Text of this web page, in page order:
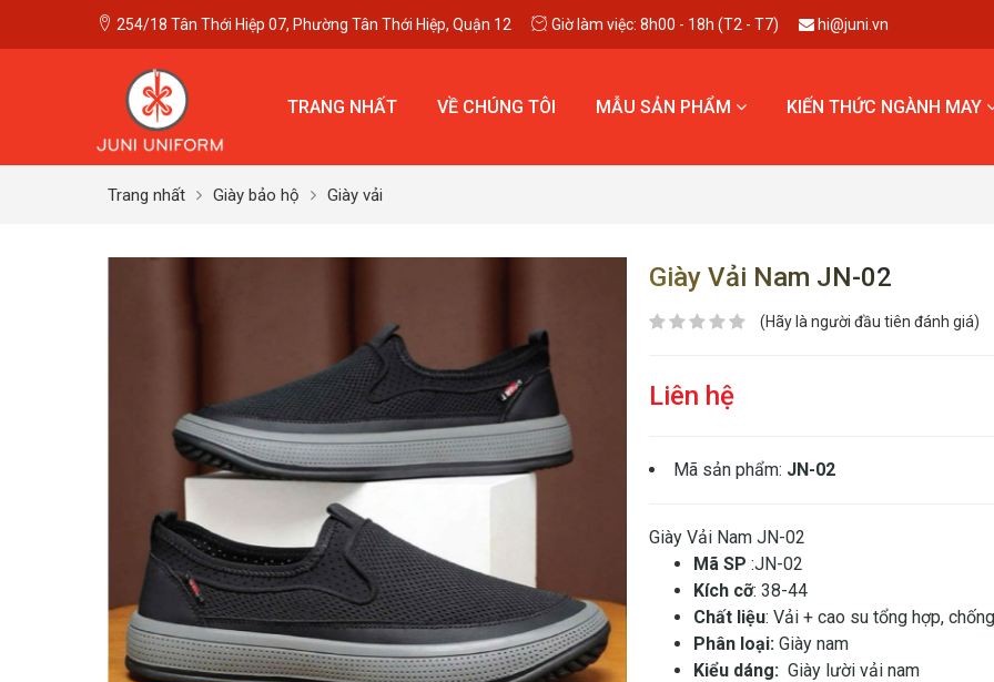
254/18 Tân Thới Hiệp 07, Phường Tân Thới Hiệp, Quận 12 Giờ làm việc: 8h00 - 18h (T2 - T7) hi@juni.vn
TRANG NHẤT VỀ CHÚNG TÔI MẪU SẢN PHẨM KIẾN THỨC NGÀNH MAY
Trang nhất Giày bảo hộ Giày vải
Giày Vải Nam JN-02
(Hãy là người đầu tiên đánh giá)
Liên hệ
Mã sản phẩm: JN-02
Giày Vải Nam JN-02
Mã SP :JN-02
Kích cỡ: 38-44
Chất liệu: Vải + cao su tổng hợp,
Phân loại:Giày nam
Kiểu dáng:Giày lười vải nam